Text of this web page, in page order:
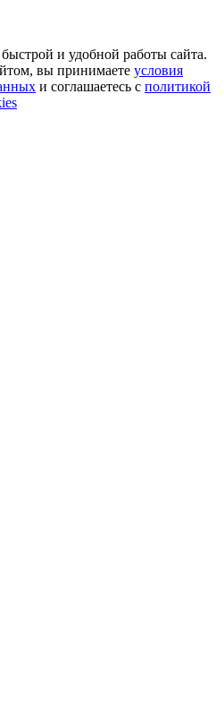
и удобной работы сайта.
вы принимаете условия
и соглашаетесь с политикой